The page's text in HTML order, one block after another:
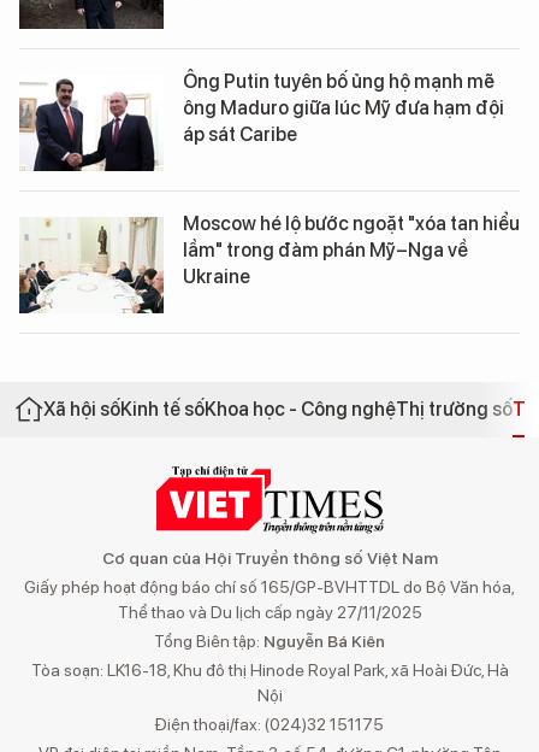
Ông Putin tuyên bố ủng hộ mạnh mẽ
ông Maduro giữa lúc Mỹ đưa hạm đội
áp sát Caribe
Moscow hé lộ bước ngoặt "xóa tan hiểu
lầm" trong đàm phán Mỹ–Nga về
Ukraine
Xã hội sốKinh tế sốKhoa học - Công nghệThị trường số
Cơ quan của Hội Truyền thông số Việt Nam
Giấy phép hoạt động báo chí số 165/GP-BVHTTDL do Bộ Văn hóa,
Thể thao và Du lịch cấp ngày 27/11/2025
Tổng Biên tập: Nguyễn Bá Kiên
Tòa soạn: LK16-18, Khu đô thị Hinode Royal Park, xã Hoài Đức, Hà
Nội
Điện thoại/fax: (024)32 151175